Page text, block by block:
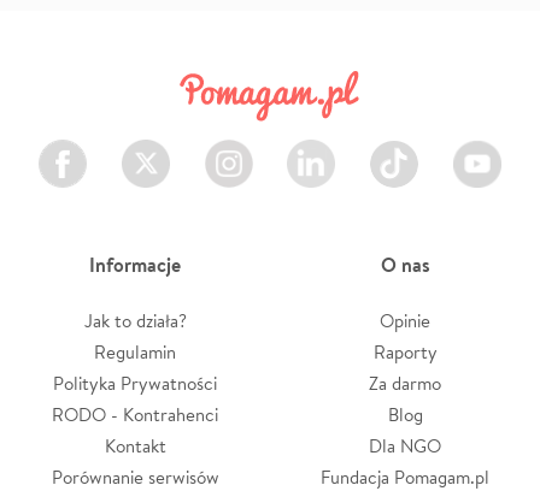
Facebook Twitter Instagram LinkedIn TikTok Youtube
Informacje
Jak to działa?
Regulamin
Polityka Prywatności
RODO - Kontrahenci
Kontakt
Porównanie serwisów
O nas
Opinie
Raporty
Za darmo
Blog
Dla NGO
Fundacja Pomagam.pl